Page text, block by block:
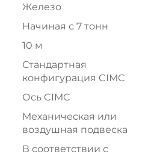
Железо
Начиная с 7 тонн
10 м
Стандартная
конфигурация CIMC
Ось CIMC
Механическая или
воздушная подвеска
В соответствии с